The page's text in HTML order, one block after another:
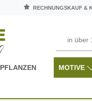
RECHNUNGSKAUF &
PFLANZEN MOTIVE